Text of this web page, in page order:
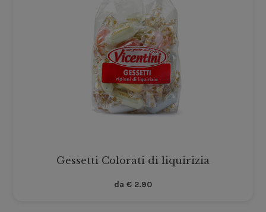
Gessetti Colorati di liquirizia
da € 2.90